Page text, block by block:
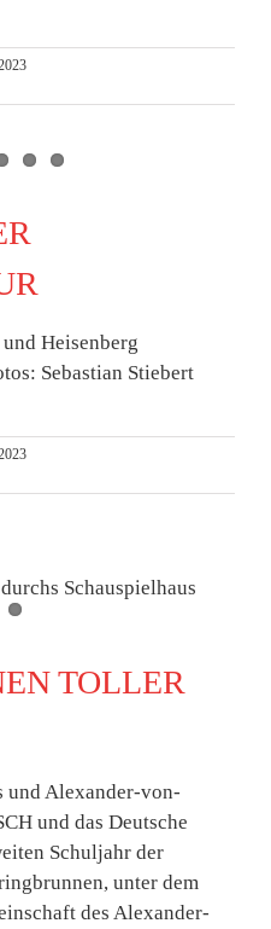
Heisenberg
Sebastian Stiebert
TOLLER
und Alexander-von-
und das Deutsche
Schuljahr der
unter dem
des Alexander-